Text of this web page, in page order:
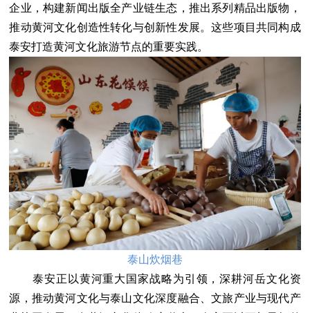
企业，构建新闻出版全产业链生态，推出系列精品出版物，
推动黄河文化创造性转化与创新性发展。这些项目共同构成
泰安打造黄河文化旅游节点的重要实践。
泰山炊烟巷
泰安正以黄河重大国家战略为引领，深耕河岳文化资
源，推动黄河文化与泰山文化深度融合、文旅产业与现代产